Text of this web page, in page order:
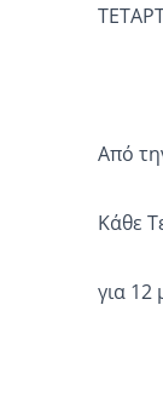
Από
Κάθε
για 12